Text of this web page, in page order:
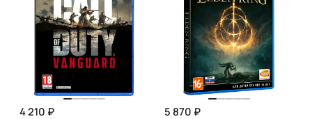
4 210 ₽
5 870 ₽